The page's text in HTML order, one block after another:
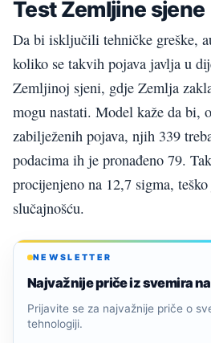
Test Zemljine sjene
Da bi isključili tehničke greške,
koliko se takvih pojava javlja u
Zemljinoj sjeni, gdje Zemlja
mogu nastati. Model kaže da bi,
zabilježenih pojava, njih 339
podacima ih je pronađeno 79.
procijenjeno na 12,7 sigma,
slučajnošću.
NEWSLETTER
Najvažnije priče iz svemira
Prijavite se za najvažnije priče o
tehnologiji.